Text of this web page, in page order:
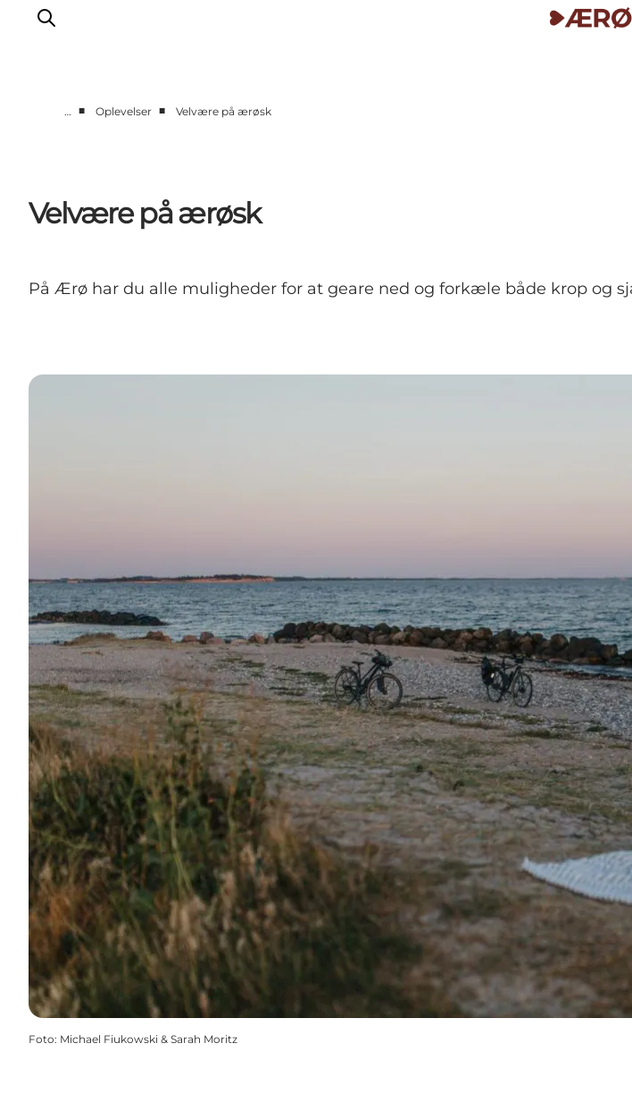
Oplevelser
Events
… ■ Oplevelser ■ Velvære på ærøsk
Velvære på ærøsk
På Ærø har du alle muligheder for at geare ned og forkæle både krop og
Foto: Michael Fiukowski & Sarah Moritz